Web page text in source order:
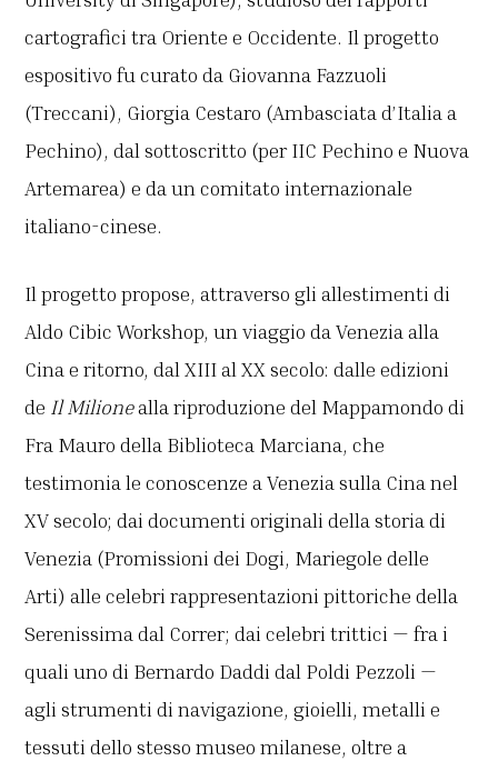
cartografici tra Oriente e Occidente. Il progetto
espositivo fu curato da Giovanna Fazzuoli
(Treccani), Giorgia Cestaro (Ambasciata d’Italia a
Pechino), dal sottoscritto (per IIC Pechino e Nuova
Artemarea) e da un comitato internazionale
italiano-cinese.
Il progetto propose, attraverso gli allestimenti di
Aldo Cibic Workshop, un viaggio da Venezia alla
Cina e ritorno, dal XIII al XX secolo: dalle edizioni
de Il Milionealla riproduzione del Mappamondo di
Fra Mauro della Biblioteca Marciana, che
testimonia le conoscenze a Venezia sulla Cina nel
XV secolo; dai documenti originali della storia di
Venezia (Promissioni dei Dogi, Mariegole delle
Arti) alle celebri rappresentazioni pittoriche della
Serenissima dal Correr; dai celebri trittici — fra i
quali uno di Bernardo Daddi dal Poldi Pezzoli —
agli strumenti di navigazione, gioielli, metalli e
tessuti dello stesso museo milanese, oltre a